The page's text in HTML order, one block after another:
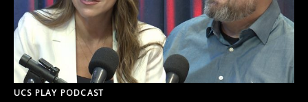
UCS PLAY PODCAST